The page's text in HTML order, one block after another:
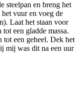
steelpan en breng het
vuur en voeg de
Laat het staan voor
een gladde massa.
tot een geheel. Dek het
mij was dit na een uur